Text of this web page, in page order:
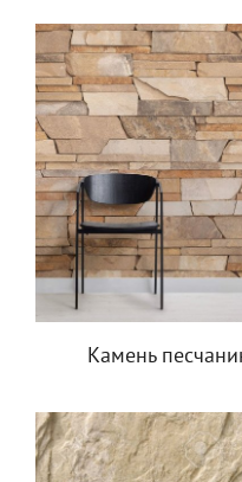
Камень